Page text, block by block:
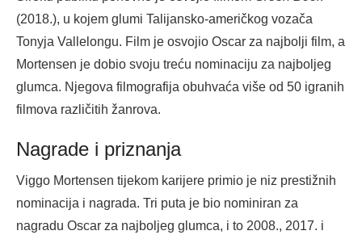
(2018.), u kojem glumi Talijansko-američkog vozača
Tonyja Vallelongu. Film je osvojio Oscar za najbolji film, a
Mortensen je dobio svoju treću nominaciju za najboljeg
glumca. Njegova filmografija obuhvaća više od 50 igranih
filmova različitih žanrova.
Nagrade i priznanja
Viggo Mortensen tijekom karijere primio je niz prestižnih
nominacija i nagrada. Tri puta je bio nominiran za
nagradu Oscar za najboljeg glumca, i to 2008., 2017. i